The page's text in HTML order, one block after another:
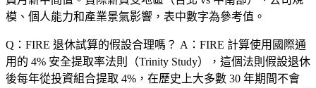
模、個人能力和產業景氣影響，表中數字為參考值。
Q：FIRE 退休試算的假設合理嗎？ A：FIRE 計算使用國際通
用的 4% 安全提取率法則（Trinity Study），這個法則假設退休
後每年從投資組合提取 4%，在歷史上大多數 30 年期間不會